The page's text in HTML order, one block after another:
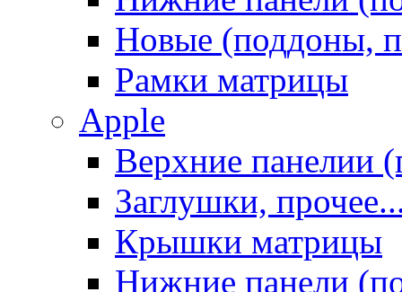
Новые (поддоны,
Рамки матрицы
Apple
Верхние панелии
Заглушки,
Крышки матрицы
Нижние панели